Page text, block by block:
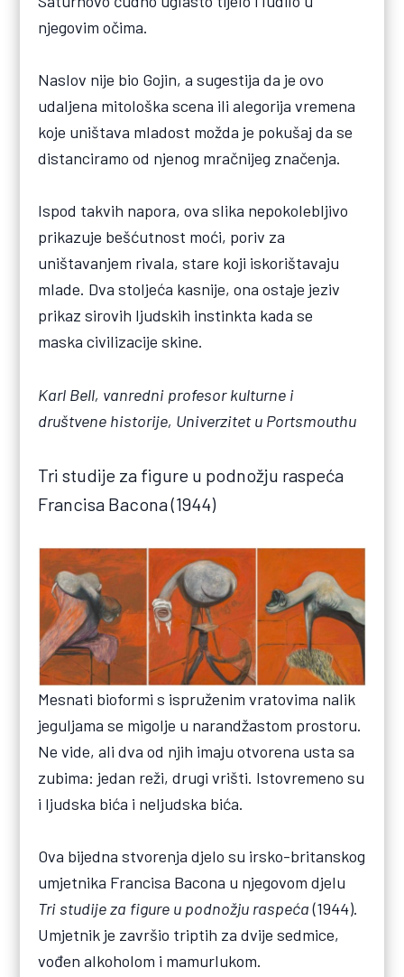
njegovim očima.
Naslov nije bio Gojin, a sugestija da je ovo
udaljena mitološka scena ili alegorija vremena
koje uništava mladost možda je pokušaj da se
distanciramo od njenog mračnijeg značenja.
Ispod takvih napora, ova slika nepokolebljivo
prikazuje bešćutnost moći, poriv za
uništavanjem rivala, stare koji iskorištavaju
mlade. Dva stoljeća kasnije, ona ostaje jeziv
prikaz sirovih ljudskih instinkta kada se
maska civilizacije skine.
Karl Bell, vanredni profesor kulturne i
društvene historije, Univerzitet u Portsmouthu
Tri studije za figure u podnožju raspeća
Francisa Bacona (1944)
Mesnati bioformi s ispruženim vratovima nalik
jeguljama se migolje u narandžastom prostoru.
Ne vide, ali dva od njih imaju otvorena usta sa
zubima: jedan reži, drugi vrišti. Istovremeno su
i ljudska bića i neljudska bića.
Ova bijedna stvorenja djelo su irsko-britanskog
umjetnika Francisa Bacona u njegovom djelu
Tri studije za figure u podnožju raspeća(1944).
Umjetnik je završio triptih za dvije sedmice,
vođen alkoholom i mamurlukom.